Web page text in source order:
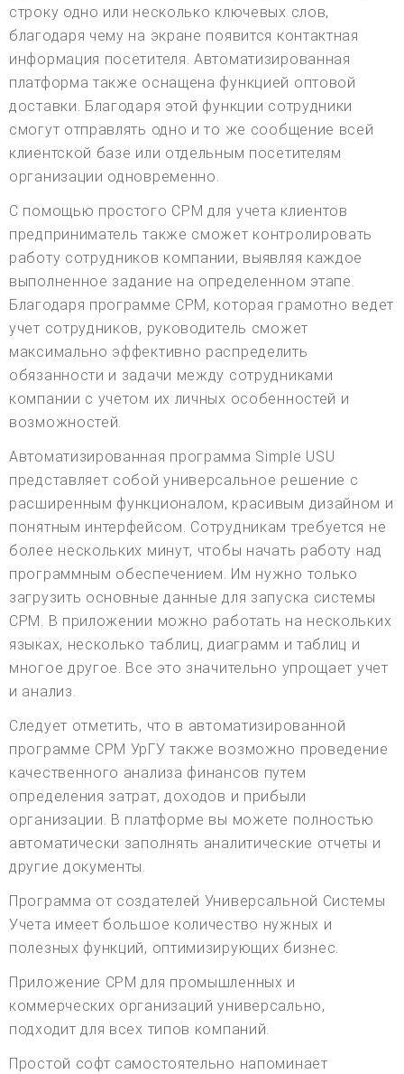
строку одно или несколько ключевых слов,
благодаря чему на экране появится контактная
информация посетителя. Автоматизированная
платформа также оснащена функцией оптовой
доставки. Благодаря этой функции сотрудники
смогут отправлять одно и то же сообщение всей
клиентской базе или отдельным посетителям
организации одновременно.
С помощью простого СРМ для учета клиентов
предприниматель также сможет контролировать
работу сотрудников компании, выявляя каждое
выполненное задание на определенном этапе.
Благодаря программе CPM, которая грамотно ведет
учет сотрудников, руководитель сможет
максимально эффективно распределить
обязанности и задачи между сотрудниками
компании с учетом их личных особенностей и
возможностей.
Автоматизированная программа Simple USU
представляет собой универсальное решение с
расширенным функционалом, красивым дизайном и
понятным интерфейсом. Сотрудникам требуется не
более нескольких минут, чтобы начать работу над
программным обеспечением. Им нужно только
загрузить основные данные для запуска системы
CPM. В приложении можно работать на нескольких
языках, несколько таблиц, диаграмм и таблиц и
многое другое. Все это значительно упрощает учет
и анализ.
Следует отметить, что в автоматизированной
программе СРМ УрГУ также возможно проведение
качественного анализа финансов путем
определения затрат, доходов и прибыли
организации. В платформе вы можете полностью
автоматически заполнять аналитические отчеты и
другие документы.
Программа от создателей Универсальной Системы
Учета имеет большое количество нужных и
полезных функций, оптимизирующих бизнес.
Приложение CPM для промышленных и
коммерческих организаций универсально,
подходит для всех типов компаний.
Простой софт самостоятельно напоминает